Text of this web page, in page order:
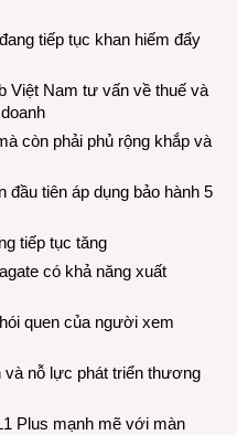
tiếp tục khan hiếm đẩy
Việt Nam tư vấn về thuế và
còn phải phủ rộng khắp và
tiên áp dụng bảo hành 5
tiếp tục tăng
có khả năng xuất
quen của người xem
và nỗ lực phát triển thương
Plus mạnh mẽ với màn